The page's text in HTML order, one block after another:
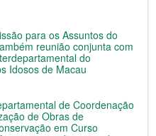
para os Assuntos do
reunião conjunta com
do
Idosos de Macau
de Coordenação
de Obras de
em Curso